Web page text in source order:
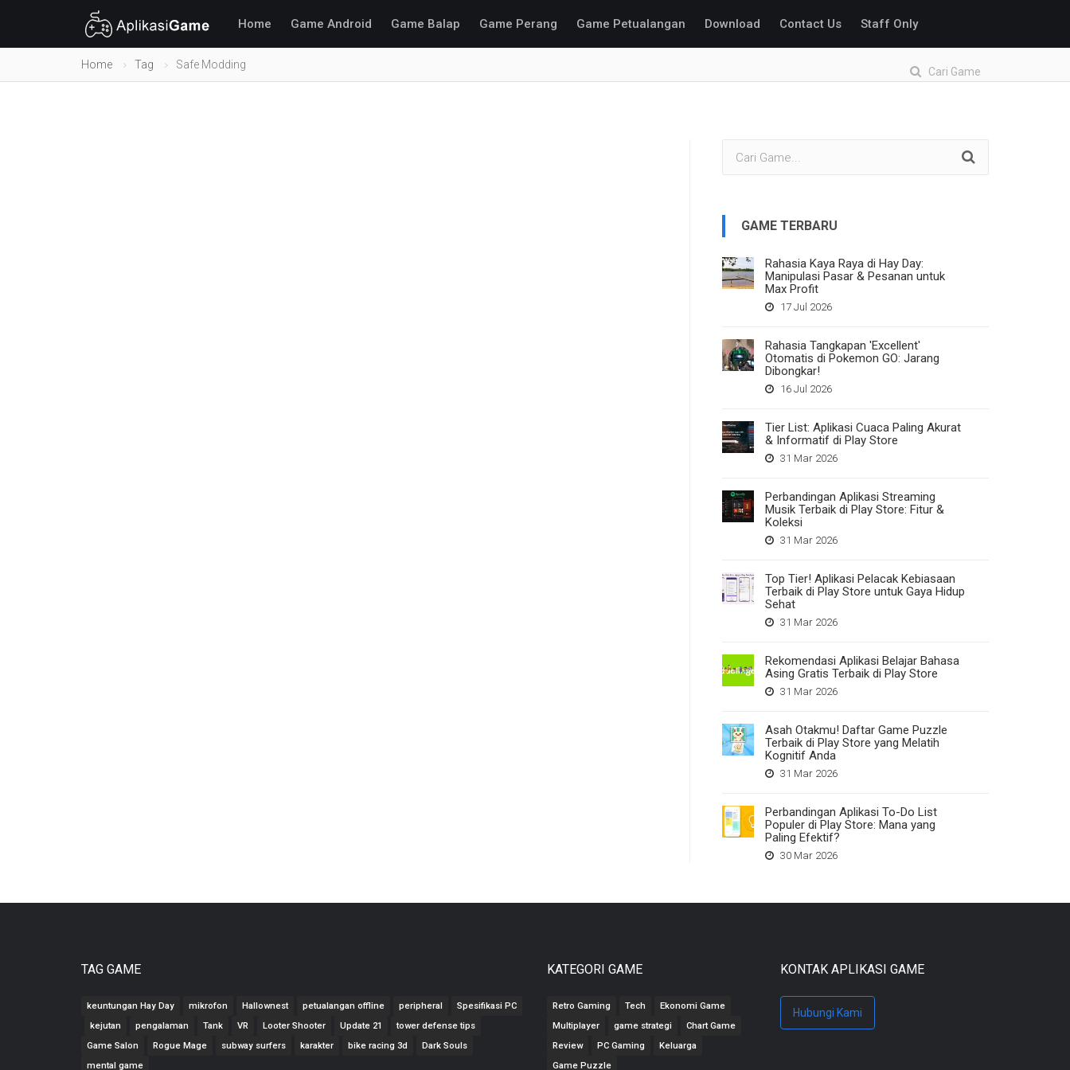
Home Game Android Game Balap Game Perang Game Petualangan Download Contact Us Staff Only
Cari Game
Home Tag Safe Modding
GAME TERBARU
Rahasia Kaya Raya di Hay Day:
Manipulasi Pasar & Pesanan untuk
Max Profit
17 Jul 2026
Rahasia Tangkapan 'Excellent'
Otomatis di Pokemon GO: Jarang
Dibongkar!
16 Jul 2026
Tier List: Aplikasi Cuaca Paling Akurat
& Informatif di Play Store
31 Mar 2026
Perbandingan Aplikasi Streaming
Musik Terbaik di Play Store: Fitur &
Koleksi
31 Mar 2026
Top Tier! Aplikasi Pelacak Kebiasaan
Terbaik di Play Store untuk Gaya Hidup
Sehat
31 Mar 2026
Rekomendasi Aplikasi Belajar Bahasa
Asing Gratis Terbaik di Play Store
31 Mar 2026
Asah Otakmu! Daftar Game Puzzle
Terbaik di Play Store yang Melatih
Kognitif Anda
31 Mar 2026
Perbandingan Aplikasi To-Do List
Populer di Play Store: Mana yang
Paling Efektif?
30 Mar 2026
TAG GAME
keuntungan Hay Day mikrofon Hallownest petualangan offline peripheral
Spesifikasi PC
kejutan
pengalaman Tank VR Looter Shooter Update 21
tower defense tips
Game Salon
Rogue Mage subway surfers karakter bike racing 3d
Dark Souls
mental game
KATEGORI GAME
Retro Gaming Tech
Ekonomi Game
Multiplayer
game strategi
Chart Game
Review
PC Gaming
Keluarga
Game Puzzle
KONTAK APLIKASI GAME
Hubungi Kami